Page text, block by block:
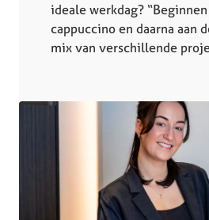
ideale werkdag?
cappuccino en daarna aan
mix van verschillende